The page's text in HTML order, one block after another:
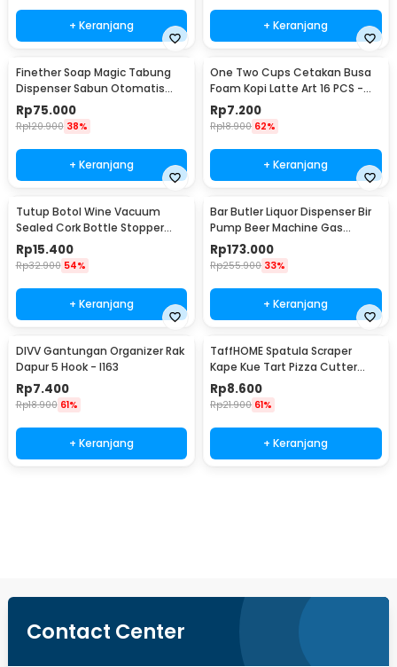
+ Keranjang + Keranjang
Finether Soap Magic Tabung
Dispenser Sabun Otomatis
400ml - AD-03
Rp75.000
Rp120.900 38%
+ Keranjang
One Two Cups Cetakan Busa
Foam Kopi Latte Art 16 PCS -
JJYE01
Rp7.200
Rp18.900 62%
+ Keranjang
Tutup Botol Wine Vacuum
Sealed Cork Bottle Stopper
Stainless Steel - G94529
Rp15.400
Rp32.900 54%
+ Keranjang
Bar Butler Liquor Dispenser Bir
Pump Beer Machine Gas
Station 900ml - P-36
Rp173.000
Rp255.900 33%
+ Keranjang
DIVV Gantungan Organizer Rak
Dapur 5 Hook - I163
Rp7.400
Rp18.900 61%
+ Keranjang
TaffHOME Spatula Scraper
Kape Kue Tart Pizza Cutter
15cm - CJ07121
Rp8.600
Rp21.900 61%
+ Keranjang
Contact Center